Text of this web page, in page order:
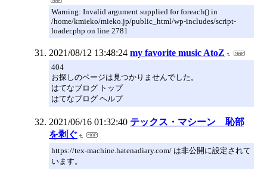
Warning: Invalid argument supplied for foreach() in
/home/kmieko/mieko.jp/public_html/wp-includes/script-
loader.php on line 2781
2021/08/12 13:48:24 my favorite music AtoZ
404
お探しのページは見つかりませんでした。
はてなブログ トップ
はてなブログ ヘルプ
2021/06/16 01:32:40 テックス・マシーン 恥部
を剥ぐ
https://tex-machine.hatenadiary.com/ は非公開に設定されて
います。